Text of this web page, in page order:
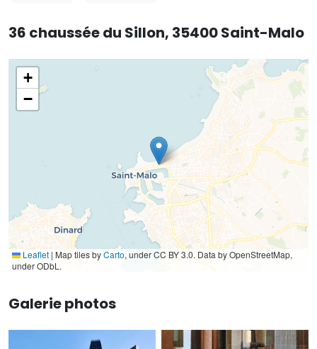
36 chaussée du Sillon, 35400 Saint-Malo
+
−
Leaflet | Map tiles byCarto, under CC BY 3.0. Data by OpenStreetMap,
under ODbL.
Galerie photos